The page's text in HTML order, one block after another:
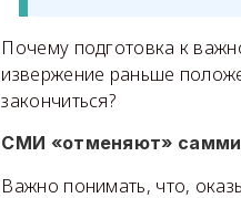
Почему подготовка к
извержение раньше
закончиться?
СМИ «отменяют»
Важно понимать, что,